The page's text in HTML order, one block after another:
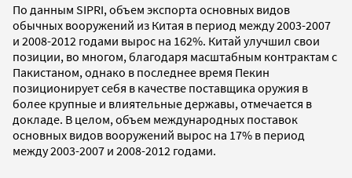
По данным SIPRI, объем экспорта основных видов
обычных вооружений из Китая в период между 2003-2007
и 2008-2012 годами вырос на 162%. Китай улучшил свои
позиции, во многом, благодаря масштабным контрактам с
Пакистаном, однако в последнее время Пекин
позиционирует себя в качестве поставщика оружия в
более крупные и влиятельные державы, отмечается в
докладе. В целом, объем международных поставок
основных видов вооружений вырос на 17% в период
между 2003-2007 и 2008-2012 годами.